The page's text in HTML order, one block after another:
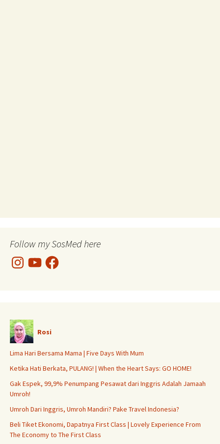
Follow my SosMed here
InstagramYouTubeFacebook
Rosi
Lima Hari Bersama Mama | Five Days With Mum
Ketika Hati Berkata, PULANG! | When the Heart Says: GO HOME!
Gak Espek, 99,9% Penumpang Pesawat dari Inggris Adalah Jamaah
Umroh!
Umroh Dari Inggris, Umroh Mandiri? Pake Travel Indonesia?
Beli Tiket Ekonomi, Dapatnya First Class | Lovely Experience From
The Economy to The First Class